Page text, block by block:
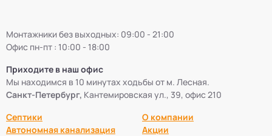
Монтажники без выходных: 09:00 - 21:00
Офис пн-пт : 10:00 - 18:00
Приходите в наш офис
Мы находимся в 10 минутах ходьбы от м. Лесная.
Санкт-Петербург, Кантемировская ул., 39, офис 210
Септики
Автономная канализация
О компании
Акции